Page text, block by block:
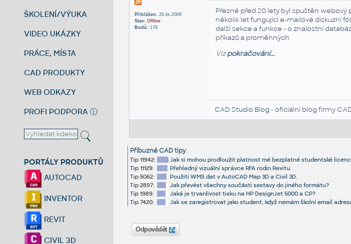
ŠKOLENÍ/VÝUKA
VIDEO UKÁZKY
PRÁCE, MÍSTA
CAD PRODUKTY
WEB ODKAZY
PROFI PODPORA ⓘ
PORTÁLY PRODUKTŮ
AUTOCAD
INVENTOR
REVIT
CIVIL 3D
Přihlášen:20.lis.2009
Stav: Offline
Bodů:178
Přesně před 20 lety byl spuštěn webový
několik let fungující e-mailové diskuzní
další sekce a funkce - o znalostní
příkazů a proměnných
Vizpokračování...
CAD Studio Blog - oficiální blog firmy
Příbuzné CAD tipy:
Tip 11942:
Jak si mohou prodloužit platnost mé bezplatné studentské
Tip 11129:
Přehledný vizuální správce RFA rodin Revitu.
Tip 5062:
Použití WMS dat v AutoCAD Map 3D a Civil 3D.
Tip 2897:
Jak převést všechny součásti sestavy do jiného formátu?
Tip 1989:
Jaká je trvanlivost tisku na HP DesignJet 5000 a CP?
Tip 7420:
Jak se zaregistrovat jako student, když nemám školní email
Odpovědět